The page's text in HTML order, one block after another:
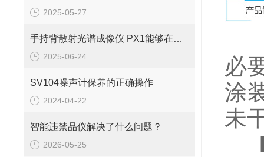
2025-05-27
手持背散射光谱成像仪 PX1能够在短时间内生成被检测物体的图像
2025-06-24
SV104噪声计保养的正确操作
2024-04-22
智能违禁品仪解决了什么问题？
2026-05-25
必
涂
未